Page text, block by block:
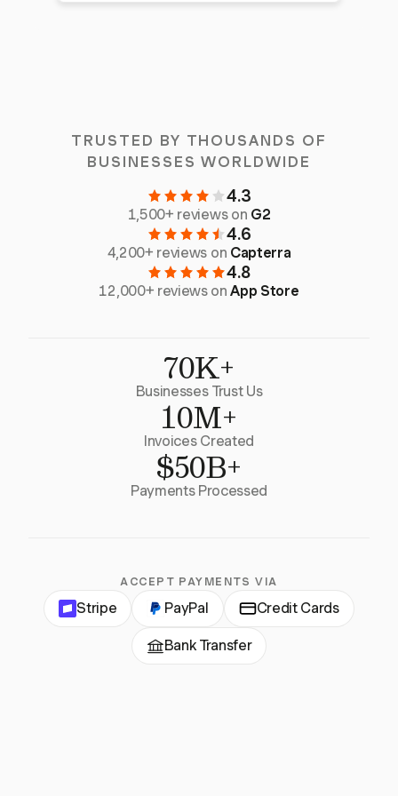
TRUSTED BY THOUSANDS OF
BUSINESSES WORLDWIDE
4.3
1,500+ reviews on G2
4.6
4,200+ reviews on Capterra
4.8
12,000+ reviews onApp Store
70K+
Businesses Trust Us
10M+
Invoices Created
$50B+
Payments Processed
ACCEPT PAYMENTS VIA
Stripe PayPal Credit Cards
Bank Transfer